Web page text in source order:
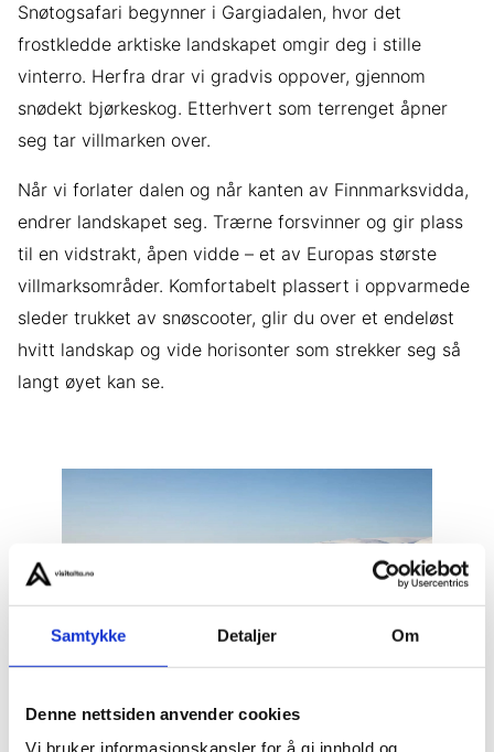
Samtykke Detaljer Om
Denne nettsiden anvender cookies
Vi bruker informasjonskapsler for å gi innhold og
Snøtogsafari begynner i Gargiadalen, hvor det
frostkledde arktiske landskapet omgir deg i stille
vinterro. Herfra drar vi gradvis oppover, gjennom
snødekt bjørkeskog. Etterhvert som terrenget åpner
seg tar villmarken over.
Når vi forlater dalen og når kanten av Finnmarksvidda,
endrer landskapet seg. Trærne forsvinner og gir plass
til en vidstrakt, åpen vidde – et av Europas største
villmarksområder. Komfortabelt plassert i oppvarmede
sleder trukket av snøscooter, glir du over et endeløst
hvitt landskap og vide horisonter som strekker seg så
langt øyet kan se.